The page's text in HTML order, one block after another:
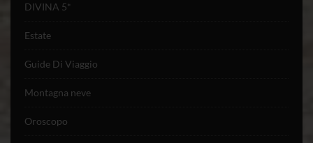
DIVINA 5*
Estate
Guide Di Viaggio
Montagna neve
Oroscopo